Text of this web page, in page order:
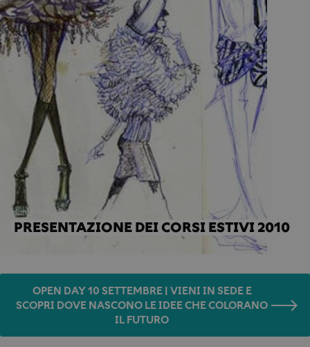
Home Novità in Accademia Presentazione dei corsi estivi 2010
PRESENTAZIONE DEI CORSI ESTIVI 2010
OPEN DAY 10 SETTEMBRE | VIENI IN SEDE E
SCOPRI DOVE NASCONO LE IDEE CHE COLORANO
IL FUTURO